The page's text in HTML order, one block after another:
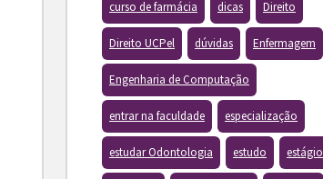
curso de farmácia dicas Direito
Direito UCPel dúvidas Enfermagem
Engenharia de Computação
entrar na faculdade especialização
estudar Odontologia estudo estágio